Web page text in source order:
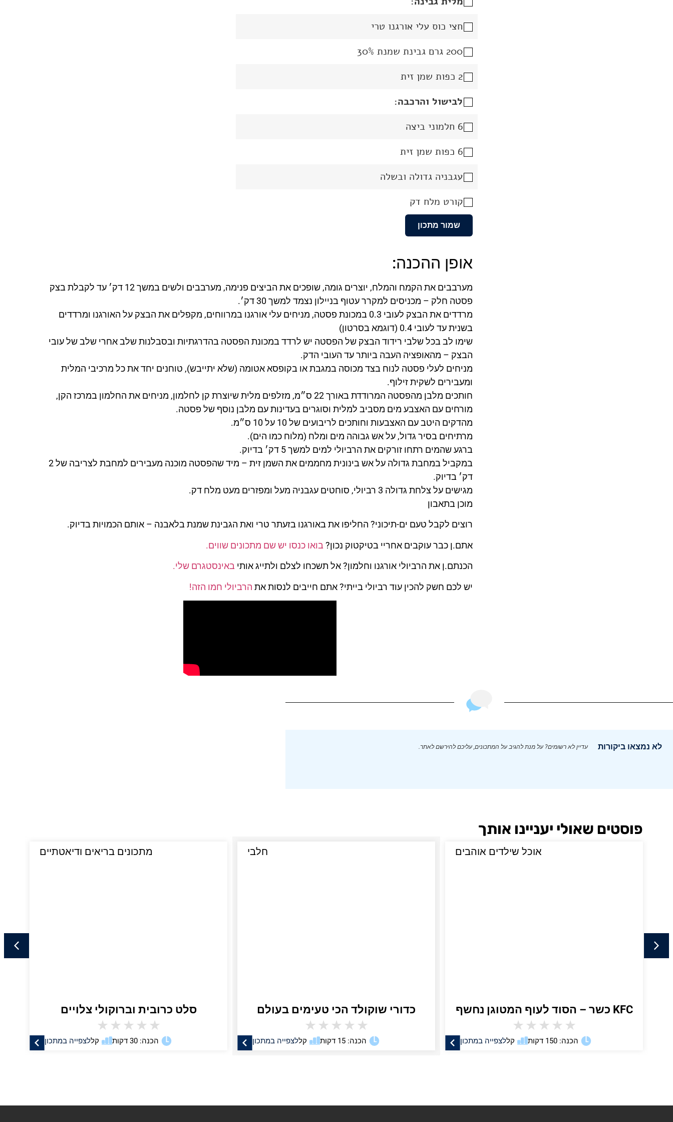
חצי כוס עלי אורגנו טרי
200 גרם גבינת שמנת 30%
2 כפות שמן זית
לבישול והרכבה:
6 חלמוני ביצה
6 כפות שמן זית
עגבניה גדולה ובשלה
קורט מלח דק
שמור מתכון
אופן ההכנה:
מערבבים את הקמח והמלח, יוצרים גומה, שופכים את הביצים פנימה, מערבבים ולשים במשך 12 דק׳ עד לקבלת בצק
פסטה חלק – מכניסים למקרר עטוף בניילון נצמד למשך 30 דק׳.
מרדדים את הבצק לעובי 0.3 במכונת פסטה, מניחים עלי אורגנו במרווחים, מקפלים את הבצק על האורגנו ומרדדים
בשנית עד לעובי 0.4 (דוגמא בסרטון)
שימו לב בכל שלבי רידוד הבצק של הפסטה יש לרדד במכונת הפסטה בהדרגתיות ובסבלנות שלב אחרי שלב של עובי
הבצק – מהאופציה העבה ביותר עד העובי הדק.
מניחים לעלי פסטה לנוח בצד מכוסה במגבת או בקופסא אטומה (שלא יתייבש), טוחנים יחד את כל מרכיבי המלית
ומעבירים לשקית זילוף.
חותכים מלבן מהפסטה המרודדת באורך 22 ס״מ, מזלפים מלית שיוצרת קן לחלמון, מניחים את החלמון במרכז הקן,
מורחים עם האצבע מים מסביב למלית וסוגרים בעדינות עם מלבן נוסף של פסטה.
מהדקים היטב עם האצבעות וחותכים לריבועים של 10 על 10 ס״מ.
מרתיחים בסיר גדול, על אש גבוהה מים ומלח (מלוח כמו הים).
ברגע שהמים רתחו זורקים את הרביולי למים למשך 5 דק׳ בדיוק.
במקביל במחבת גדולה על אש בינונית מחממים את השמן זית – מיד שהפסטה מוכנה מעבירים למחבת לצריבה של 2
דק׳ בדיוק.
מגישים על צלחת גדולה 3 רביולי, סוחטים עגבניה מעל ומפזרים מעט מלח דק.
מוכן בתאבון
רוצים לקבל טעם ים-תיכוני? החליפו את באורגנו בזעתר טרי ואת הגבינת שמנת בלאבנה – אותם הכמויות בדיוק.
אתם.ן כבר עוקבים אחריי בטיקטוק נכון? בואו כנסו יש שם מתכונים שווים.
הכנתם.ן את הרביולי אורגנו וחלמון? אל תשכחו לצלם ולתייג אותי באינסטגרם שלי.
יש לכם חשק להכין עוד רביולי בייתי? אתם חייבים לנסות את הרביולי חמו הזה!
לא נמצאו ביקורות עדיין לא רשומים? על מנת להגיב על המתכונים, עליכם להירשם לאתר.
פוסטים שאולי יעניינו אותך
אוכל שילדים אוהבים
KFC כשר – הסוד לעוף המטוגן נחשף
★
★
★
★
★
לצפייה במתכון הכנה: 150 דקות קל
חלבי
כדורי שוקולד הכי טעימים בעולם
★
★
★
★
★
לצפייה במתכון הכנה: 15 דקות קל
מתכונים בריאים ודיאטתיים
סלט כרובית וברוקולי צלויים
★
★
★
★
★
לצפייה במתכון הכנה: 30 דקות קל